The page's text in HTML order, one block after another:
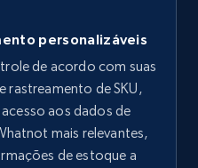
Gtin,
reviews, and
personalizáveis
de acordo com suas
rastreamento de SKU,
aos dados de
mais relevantes,
de estoque a